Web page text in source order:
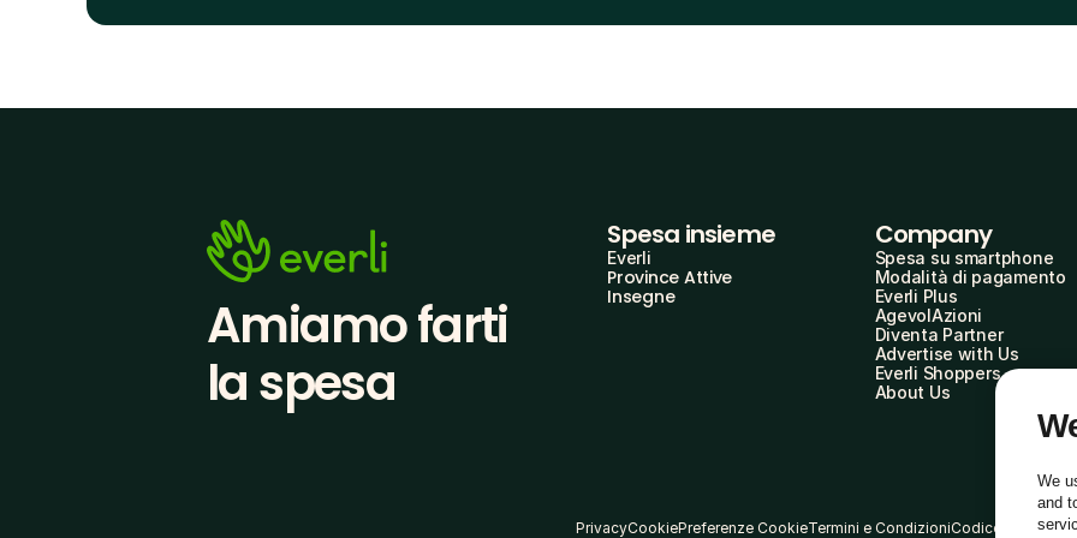
Amiamo farti
la spesa
Spesa insieme
Everli
Province Attive
Insegne
Company
Spesa su smartphone
Modalità di pagamento
Everli Plus
AgevolAzioni
Diventa Partner
Advertise with Us
Everli Shoppers
About Us
PrivacyCookiePreferenze CookieTermini e CondizioniCodice Etico
We
and